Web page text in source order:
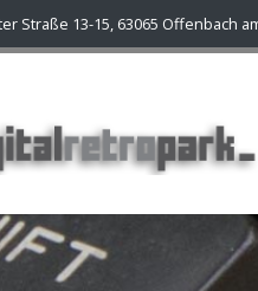
Straße 13-15, 63065 Offenbach